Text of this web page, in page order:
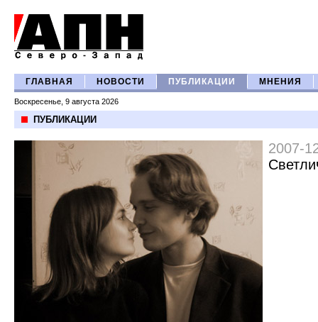
ГЛАВНАЯ НОВОСТИ ПУБЛИКАЦИИ МНЕНИЯ
Воскресенье, 9 августа 2026
ПУБЛИКАЦИИ
2007-